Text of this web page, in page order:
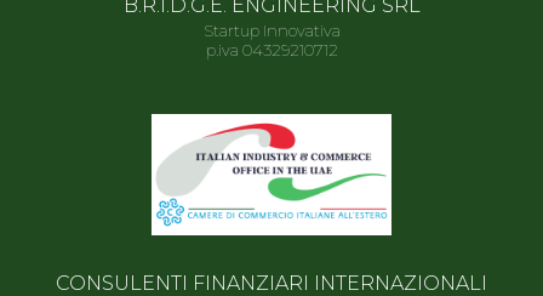
B.R.I.D.G.E. ENGINEERING SRL
Startup Innovativa
p.iva 04329210712
CONSULENTI FINANZIARI INTERNAZIONALI